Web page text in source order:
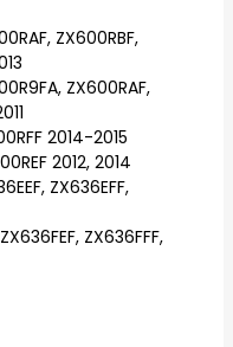
ZX600RBF,
ZX600RAF,
2014-2015
2012, 2014
ZX636EFF,
ZX636FFF,